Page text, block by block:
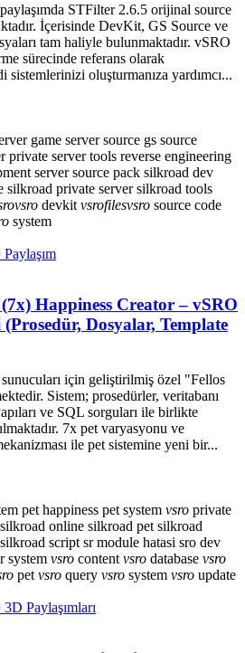
STFilter 2.6.5 orijinal source
İçerisinde DevKit, GS Source ve
tam haliyle bulunmaktadır. vSRO
sürecinde referans olarak
sistemlerinizi oluşturmanıza yardımcı...
game server source gs source
private server tools reverse engineering
server source pack silkroad dev
silkroad private serversilkroad tools
vsro devkit vsrofilesvsro source code
system
(7x) Happiness Creator – vSRO
(Prosedür, Dosyalar, Template
için geliştirilmiş özel "Fellos
Sistem; prosedürler, veritabanı
ve SQL sorguları ile birlikte
7x pet varyasyonu ve
ile pet sistemine yeni bir...
pet happiness pet system vsro private
silkroad online silkroad pet silkroad
silkroad script sr module hatasi sro dev
system vsro content vsro database vsro
pet vsro query vsro system vsro update
Paylaşımları